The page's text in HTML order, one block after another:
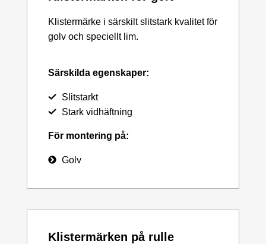
Klistermärke i särskilt slitstark kvalitet för
golv och speciellt lim.
Särskilda egenskaper:
Slitstarkt
Stark vidhäftning
För montering på:
Golv
Klistermärken på rulle